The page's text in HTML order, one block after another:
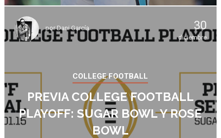
porDani García 30
diciembre
COLLEGE FOOTBALL
PREVIA COLLEGE FOOTBALL
PLAYOFF: SUGAR BOWL Y ROSE
BOWL